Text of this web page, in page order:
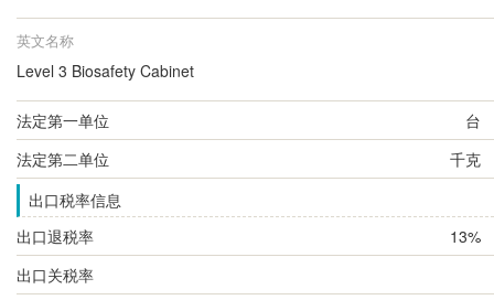
英文名称
Level 3 Biosafety Cabinet
法定第一单位
台
法定第二单位
千克
出口税率信息
出口退税率
13%
出口关税率